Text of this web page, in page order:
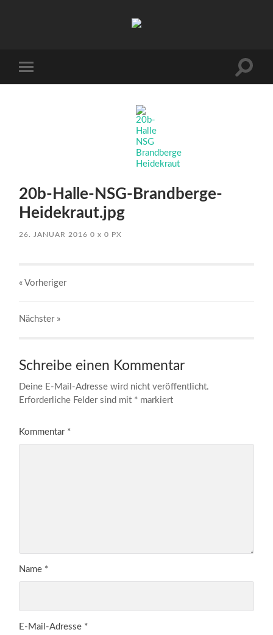
Saale
(AHA)
Menü
20b-Halle-NSG-Brandberge-
Heidekraut.jpg
26. JANUAR 2016 0x 0 PX
« Vorheriger
Nächster »
Schreibe einen Kommentar
Deine E-Mail-Adresse wird nicht veröffentlicht.
Erforderliche Felder sind mit * markiert
Kommentar *
Name *
E-Mail-Adresse *